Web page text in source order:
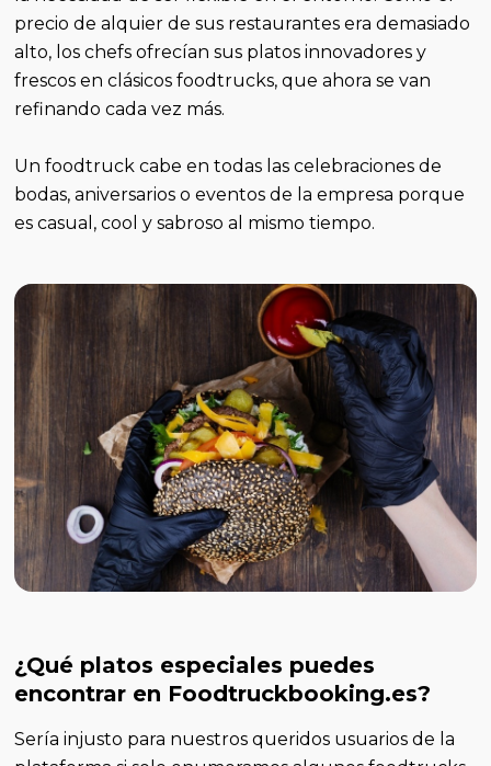
precio de alquier de sus restaurantes era demasiado
alto, los chefs ofrecían sus platos innovadores y
frescos en clásicos foodtrucks, que ahora se van
refinando cada vez más.
Un foodtruck cabe en todas las celebraciones de
bodas, aniversarios o eventos de la empresa porque
es casual, cool y sabroso al mismo tiempo.
¿Qué platos especiales puedes
encontrar en Foodtruckbooking.es?
Sería injusto para nuestros queridos usuarios de la